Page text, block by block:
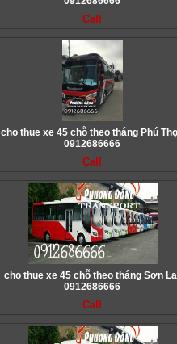
Call
cho thue xe 45 chỗ theo tháng Phú
0912686666
Call
cho thue xe 45 chỗ theo tháng Sơn
0912686666
Call